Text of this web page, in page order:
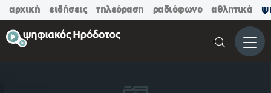
αρχική ειδήσεις τηλεόραση ραδιόφωνο αθλητικά
Μενού